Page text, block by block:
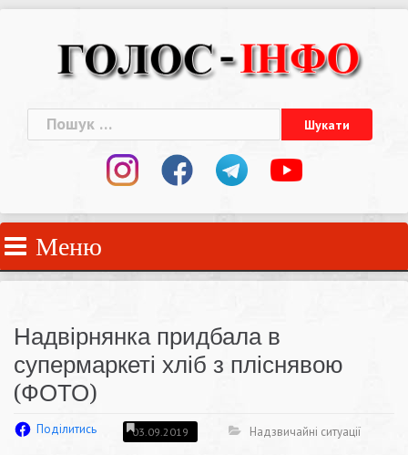
Пошук:
Меню
Надвірнянка придбала в
супермаркеті хліб з пліснявою
(ФОТО)
Поділитись 03.09.2019 Надзвичайні ситуації